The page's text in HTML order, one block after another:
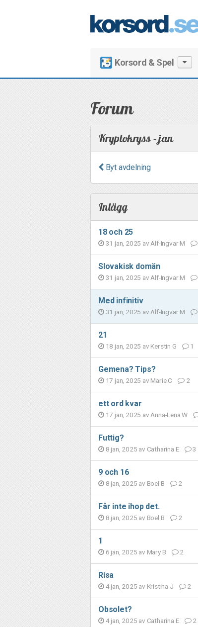
Korsord & Spel
Forum
Kryptokryss - jan
Byt avdelning
Inlägg
18 och 25
31 jan, 2025 av Alf-Ingvar M
Slovakisk domän
31 jan, 2025 av Alf-Ingvar M
Med infinitiv
31 jan, 2025 av Alf-Ingvar M
21
18 jan, 2025 av Kerstin G 1
Gemena? Tips?
17 jan, 2025 av Marie C 2
ett ord kvar
17 jan, 2025 av Anna-Lena W
Futtig?
8 jan, 2025 av Catharina E 3
9 och 16
8 jan, 2025 av Boel B 2
Får inte ihop det.
8 jan, 2025 av Boel B 2
1
6 jan, 2025 av Mary B 2
Risa
4 jan, 2025 av Kristina J 2
Obsolet?
4 jan, 2025 av Catharina E 2